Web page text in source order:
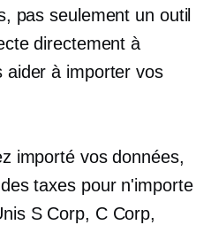
pas seulement un outil
directement à
aider à importer vos
importé vos données,
taxes pour n'importe
S Corp, C Corp,